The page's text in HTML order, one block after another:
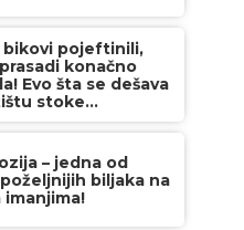
bikovi pojeftinili,
konačno
Evo šta se dešava
stoke...
– jedna od
biljaka na
imanjima!